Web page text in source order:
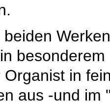
in
aus -und im